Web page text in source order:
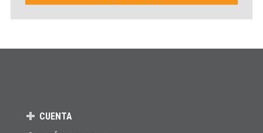
CUENTA